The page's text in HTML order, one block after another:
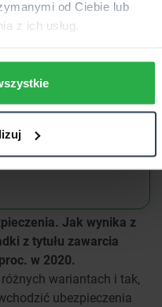
od Ciebie lub
z ich usług.
z ulicy czy stojaka
Anna Pawłowska-
i chętniej sięgamy
Tak jest m.in. w
które stają
Jak wynika z
z tytułu zawarcia
w 2020.
wariantach i tak,
ubezpieczenia